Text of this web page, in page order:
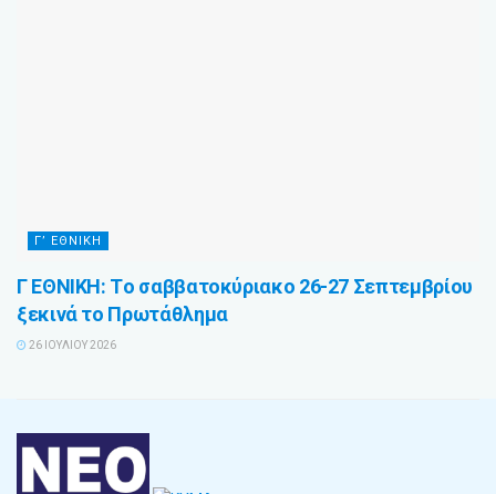
Γ’ ΕΘΝΙΚΉ
Γ ΕΘΝΙΚΗ: Tο σαββατοκύριακο 26-27 Σεπτεμβρίου
ξεκινά το Πρωτάθλημα
26 ΙΟΥΛΊΟΥ 2026